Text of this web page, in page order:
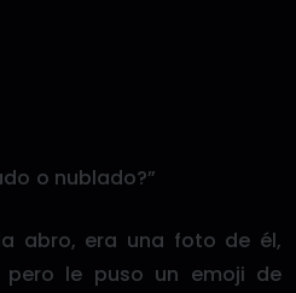
o nublado?”
abro, era una foto de él,
pero le puso un emoji de